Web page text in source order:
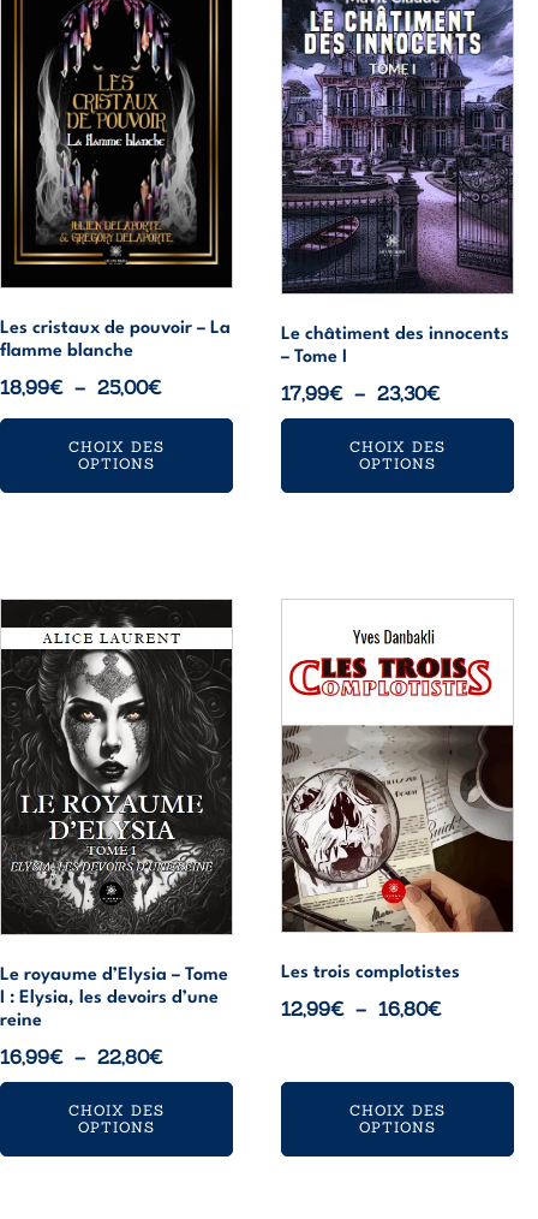
Les cristaux de pouvoir – La
flamme blanche
18,99€ – 25,00€Plage
de
prix :
CHOIX DES
OPTIONS
plusieurs
variations.
options
peuvent
choisies
sur
page
du
produit
Le châtiment des innocents
– Tome I
17,99€ – 23,30€Plage
de
prix :
CHOIX DES
OPTIONS
a
plusieurs
variations.
Les
options
peuvent
être
choisies
sur
la
page
du
produit
Le royaume d’Elysia – Tome
I : Elysia, les devoirs d’une
reine
16,99€ – 22,80€Plage
de
prix :
CHOIX DES
OPTIONS
produit
a
plusieurs
variations.
Les
options
peuvent
être
choisies
sur
la
page
du
produit
Les trois complotistes
12,99€ – 16,80€Plage
16,80€
CHOIX DES
OPTIONS
a
plusieurs
variations.
Les
options
peuvent
être
choisies
sur
page
du